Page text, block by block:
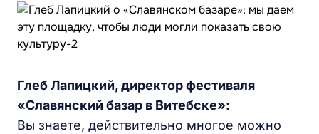
Глеб Лапицкий, директор фестиваля
«Славянский базар в Витебске»:
Вы знаете, действительно многое можно